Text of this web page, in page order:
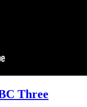
Three